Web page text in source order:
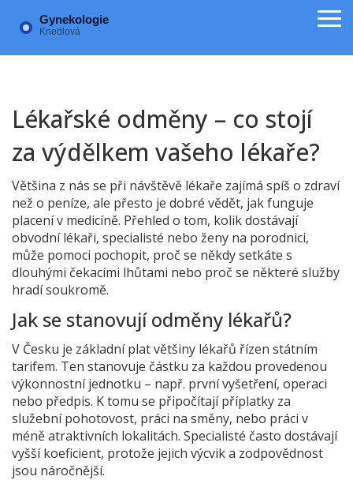
Lékařské odměny – co stojí
za výdělkem vašeho lékaře?
Většina z nás se při návštěvě lékaře zajímá spíš o zdraví
než o peníze, ale přesto je dobré vědět, jak funguje
placení v medicíně. Přehled o tom, kolik dostávají
obvodní lékaři, specialisté nebo ženy na porodnici,
může pomoci pochopit, proč se někdy setkáte s
dlouhými čekacími lhůtami nebo proč se některé služby
hradí soukromě.
Jak se stanovují odměny lékařů?
V Česku je základní plat většiny lékařů řízen státním
tarifem. Ten stanovuje částku za každou provedenou
výkonnostní jednotku – např. první vyšetření, operaci
nebo předpis. K tomu se připočítají příplatky za
služební pohotovost, práci na směny, nebo práci v
méně atraktivních lokalitách. Specialisté často dostávají
vyšší koeficient, protože jejich výcvik a zodpovědnost
jsou náročnější.